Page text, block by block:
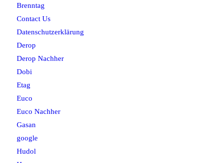
Brenntag
Contact Us
Datenschutzerklärung
Derop
Derop Nachher
Dobi
Etag
Euco
Euco Nachher
Gasan
google
Hudol